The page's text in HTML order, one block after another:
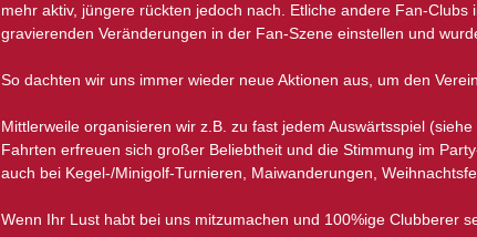
mehr aktiv, jüngere rückten jedoch nach. Etliche andere Fan-
gravierenden Veränderungen in der Fan-Szene einstellen und
So dachten wir uns immer wieder neue Aktionen aus, um den
Mittlerweile organisieren wir z.B. zu fast jedem Auswärtsspiel
Fahrten erfreuen sich großer Beliebtheit und die Stimmung im
auch bei Kegel-/Minigolf-Turnieren, Maiwanderungen,
Wenn Ihr Lust habt bei uns mitzumachen und 100%ige Clubberer